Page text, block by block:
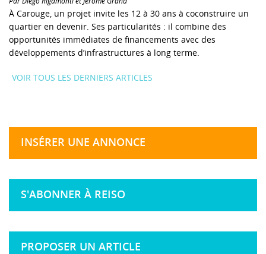
À Carouge, un projet invite les 12 à 30 ans à coconstruire un
quartier en devenir. Ses particularités : il combine des
opportunités immédiates de financements avec des
développements d’infrastructures à long terme.
VOIR TOUS LES DERNIERS ARTICLES
INSÉRER UNE ANNONCE
S'ABONNER À REISO
PROPOSER UN ARTICLE